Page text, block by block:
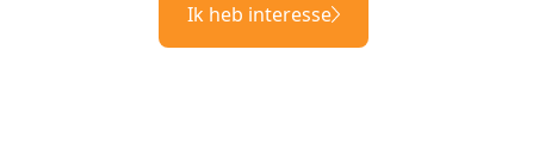
Ik heb interesse